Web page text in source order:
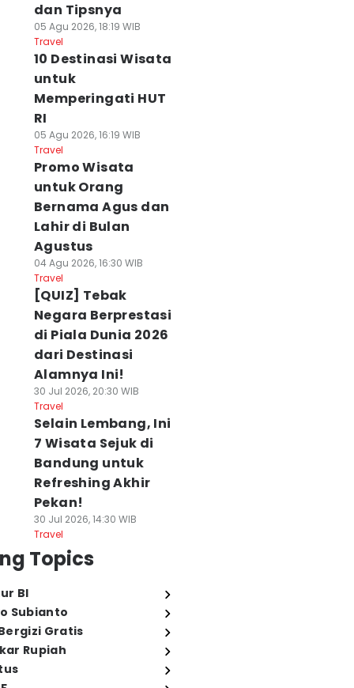
dan Tipsnya
05 Agu 2026, 18:19 WIB
Travel
10 Destinasi Wisata
untuk
Memperingati HUT
RI
05 Agu 2026, 16:19 WIB
Travel
Promo Wisata
untuk Orang
Bernama Agus dan
Lahir di Bulan
Agustus
04 Agu 2026, 16:30 WIB
Travel
[QUIZ] Tebak
Negara Berprestasi
di Piala Dunia 2026
dari Destinasi
Alamnya Ini!
30 Jul 2026, 20:30 WIB
Travel
Selain Lembang, Ini
7 Wisata Sejuk di
Bandung untuk
Refreshing Akhir
Pekan!
30 Jul 2026, 14:30 WIB
Travel
Topics
BI
Subianto
Gratis
Rupiah